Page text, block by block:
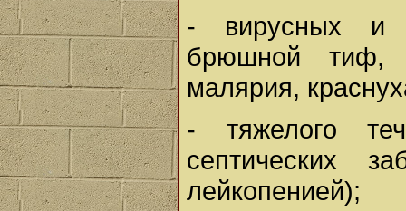
- вирусных и
брюшной тиф,
малярия,
- тяжелого
септических
лейкопенией);